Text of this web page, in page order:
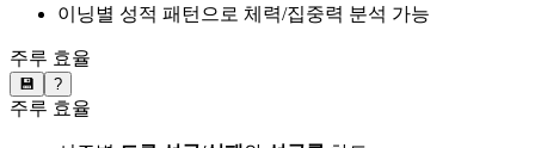
이닝별 성적 패턴으로 체력/집중력 분석 가능
주루 효율
💾 ?
주루 효율